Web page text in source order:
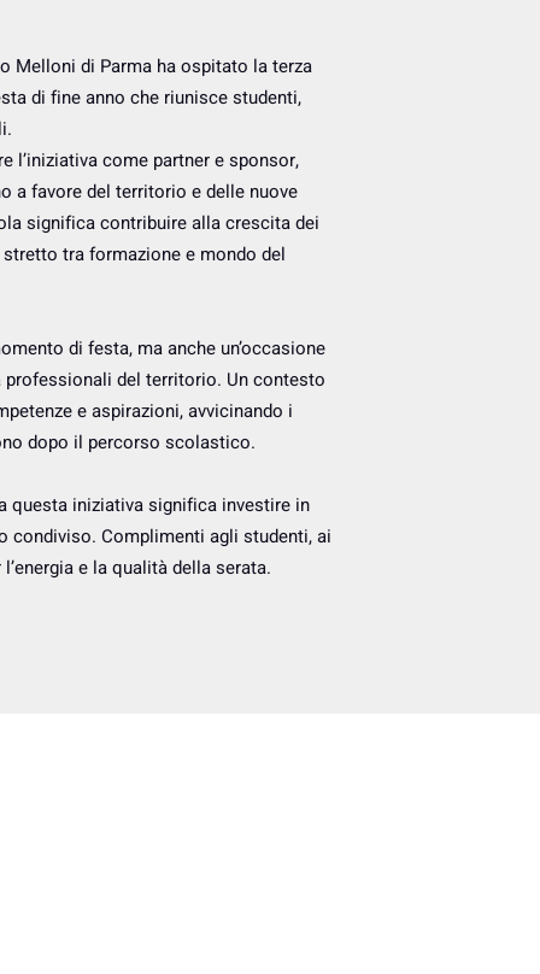
Melloni di Parma ha ospitato la terza
di fine anno che riunisce studenti,
l’iniziativa come partner e sponsor,
a favore del territorio e delle nuove
significa contribuire alla crescita dei
tra formazione e mondo del
di festa, ma anche un’occasione
del territorio. Un contesto
e aspirazioni, avvicinando i
dopo il percorso scolastico.
questa iniziativa significa investire in
condiviso. Complimenti agli studenti, ai
e la qualità della serata.